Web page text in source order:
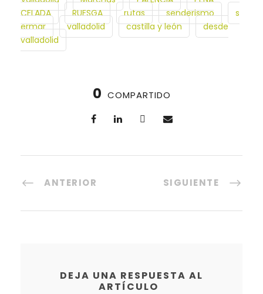
CELADA
RUESGA rutas senderismo
s
ermar
valladolid castilla y león
desde
valladolid
0 COMPARTIDO
ANTERIOR SIGUIENTE
DEJA UNA RESPUESTA AL
ARTÍCULO